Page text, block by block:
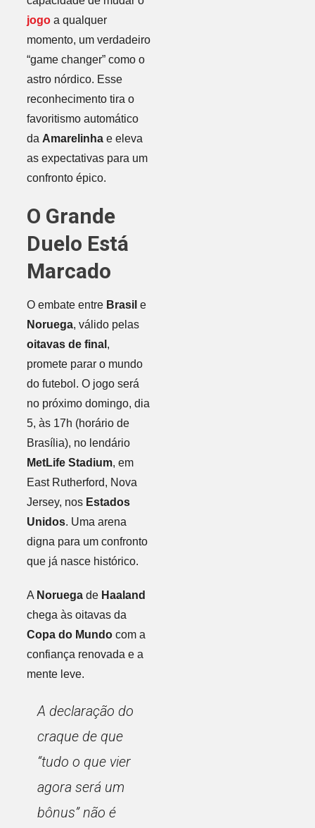
jogoa qualquer
momento, um verdadeiro
“game changer” como o
astro nórdico. Esse
reconhecimento tira o
favoritismo automático
da Amarelinhae eleva
as expectativas para um
confronto épico.
O Grande
Duelo Está
Marcado
O embate entre Brasil e
Noruega, válido pelas
oitavas de final ,
promete parar o mundo
do futebol. O jogo será
no próximo domingo, dia
5, às 17h (horário de
Brasília), no lendário
MetLife Stadium, em
East Rutherford, Nova
Jersey, nos Estados
Unidos. Uma arena
digna para um confronto
que já nasce histórico.
A Noruegade Haaland
chega às oitavas da
Copa do Mundocom a
confiança renovada e a
mente leve.
A declaração do
craque de que
“tudo o que vier
agora será um
bônus” não é